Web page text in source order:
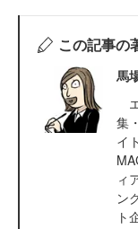
この記事の
馬
集
イ
ィ
ン
ト